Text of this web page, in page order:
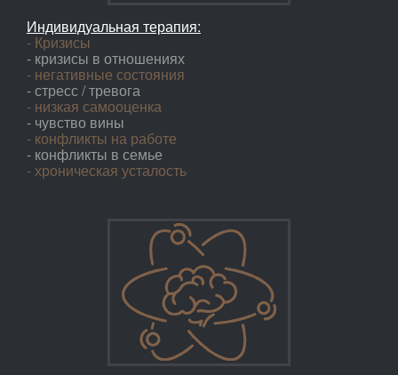
Индивидуальная терапия:
- Кризисы
- кризисы в отношениях
- негативные состояния
- стресс / тревога
- низкая самооценка
- чувство вины
- конфликты на работе
- конфликты в семье
- хроническая усталость